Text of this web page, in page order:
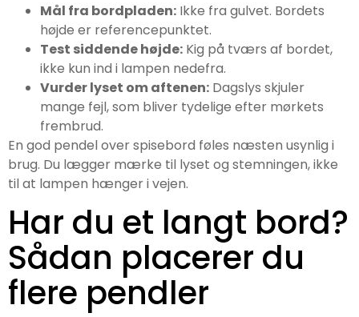
Mål fra bordpladen: Ikke fra gulvet. Bordets
højde er referencepunktet.
Test siddende højde: Kig på tværs af bordet,
ikke kun ind i lampen nedefra.
Vurder lyset om aftenen: Dagslys skjuler
mange fejl, som bliver tydelige efter mørkets
frembrud.
En god pendel over spisebord føles næsten usynlig i
brug. Du lægger mærke til lyset og stemningen, ikke
til at lampen hænger i vejen.
Har du et langt bord?
Sådan placerer du
flere pendler